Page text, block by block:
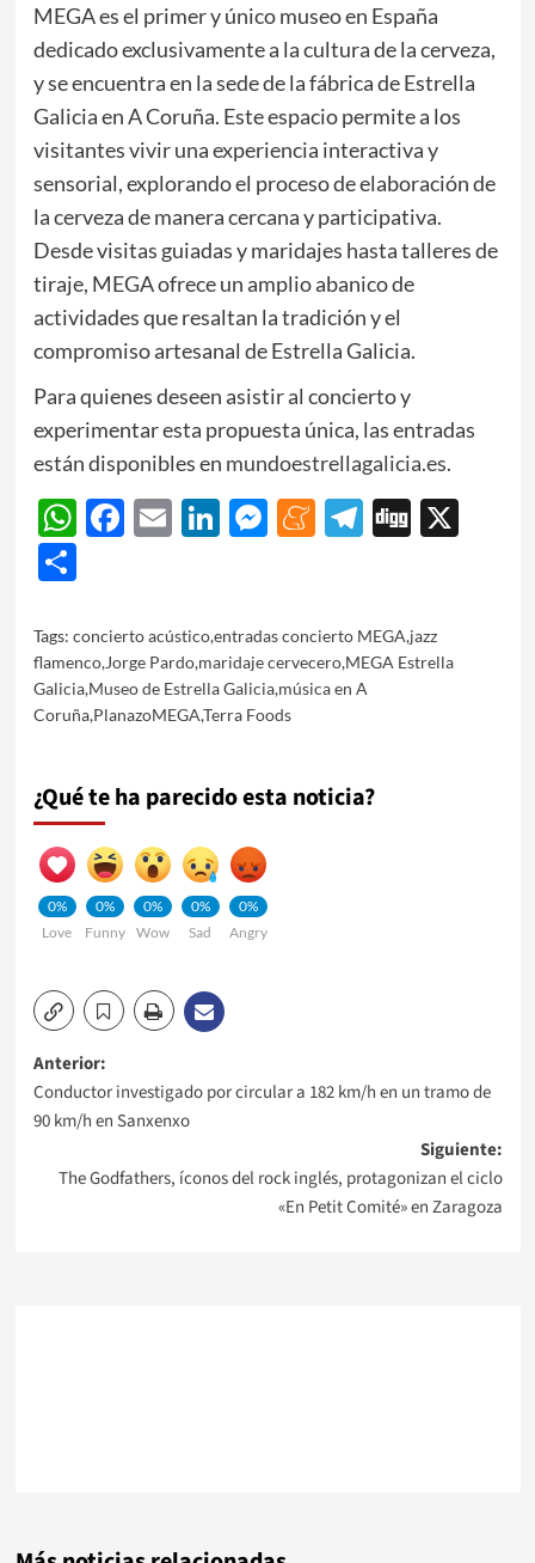
MEGA es el primer y único museo en España
dedicado exclusivamente a la cultura de la cerveza,
y se encuentra en la sede de la fábrica de Estrella
Galicia en A Coruña. Este espacio permite a los
visitantes vivir una experiencia interactiva y
sensorial, explorando el proceso de elaboración de
la cerveza de manera cercana y participativa.
Desde visitas guiadas y maridajes hasta talleres de
tiraje, MEGA ofrece un amplio abanico de
actividades que resaltan la tradición y el
compromiso artesanal de Estrella Galicia.
Para quienes deseen asistir al concierto y
experimentar esta propuesta única, las entradas
están disponibles en mundoestrellagalicia.es.
WhatsApp
Facebook
EmailLinkedIn
Messenger
Meneame
Telegram
Digg
X
Share
Tags: concierto acústico,entradas concierto MEGA,jazz
flamenco,Jorge Pardo,maridaje cervecero,MEGA Estrella
Galicia,Museo de Estrella Galicia,música en A
Coruña,PlanazoMEGA,Terra Foods
¿Qué te ha parecido esta noticia?
0%
Love
0%
Funny
0%
Wow
0%
Sad
0%
Angry
Navegación
de
entradas
Anterior:
Conductor investigado por circular a 182 km/h en un tramo de
90 km/h en Sanxenxo
Siguiente:
The Godfathers, íconos del rock inglés, protagonizan el ciclo
«En Petit Comité» en Zaragoza